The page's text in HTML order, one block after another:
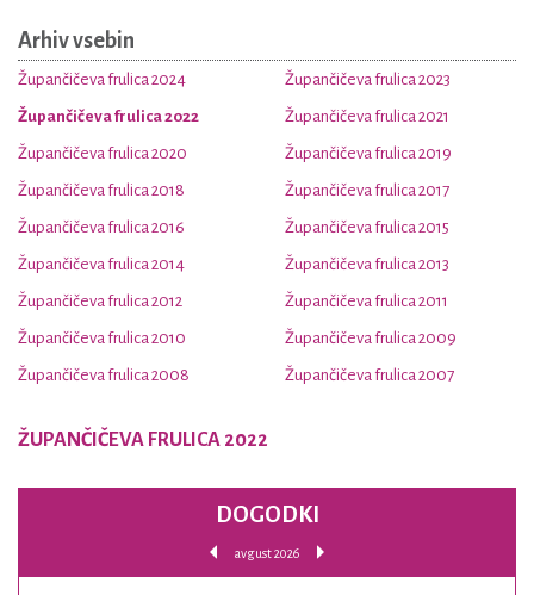
Arhiv vsebin
Župančičeva frulica 2024 Župančičeva frulica 2023
Župančičeva frulica 2022 Župančičeva frulica 2021
Župančičeva frulica 2020 Župančičeva frulica 2019
Župančičeva frulica 2018 Župančičeva frulica 2017
Župančičeva frulica 2016 Župančičeva frulica 2015
Župančičeva frulica 2014 Župančičeva frulica 2013
Župančičeva frulica 2012 Župančičeva frulica 2011
Župančičeva frulica 2010 Župančičeva frulica 2009
Župančičeva frulica 2008 Župančičeva frulica 2007
ŽUPANČIČEVA FRULICA 2022
DOGODKI
avgust 2026